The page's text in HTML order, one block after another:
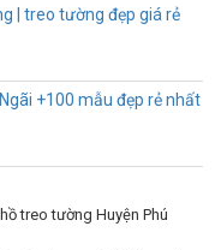
| treo tường đẹp giá rẻ
+100 mẫu đẹp rẻ nhất
treo tường Huyện Phú